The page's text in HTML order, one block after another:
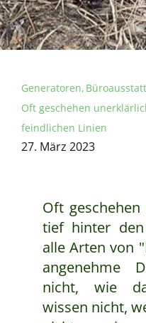
Generatoren
Oft geschehen
feindlichen Linien
27. März 2023
Oft
tief hinter
alle Arten von
angenehme
nicht, wie
wissen nicht,